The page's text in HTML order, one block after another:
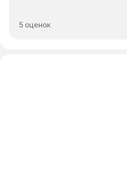
5 оценок